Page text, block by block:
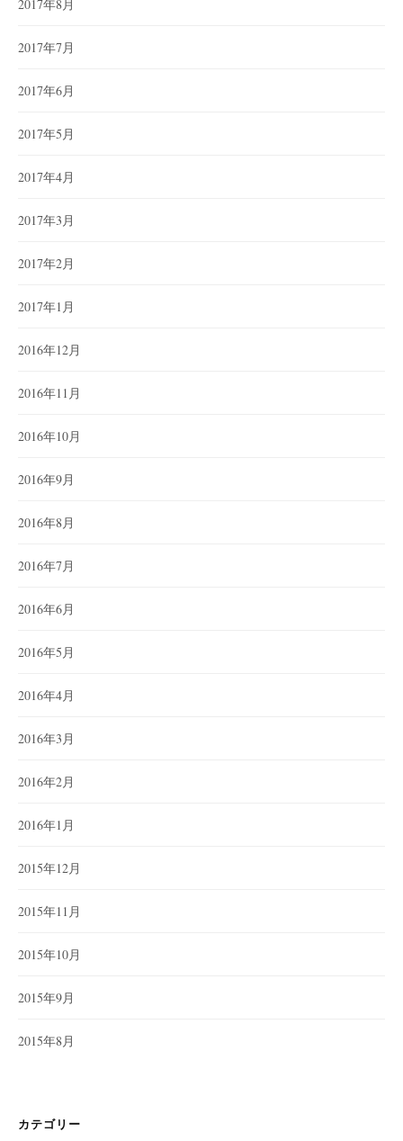
2017年8月
2017年7月
2017年6月
2017年5月
2017年4月
2017年3月
2017年2月
2017年1月
2016年12月
2016年11月
2016年10月
2016年9月
2016年8月
2016年7月
2016年6月
2016年5月
2016年4月
2016年3月
2016年2月
2016年1月
2015年12月
2015年11月
2015年10月
2015年9月
2015年8月
カテゴリー